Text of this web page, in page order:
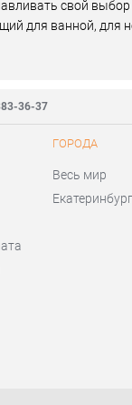
свой
для ванной, для
36-37
ГОРОДА
Весь мир
Екатеринбург